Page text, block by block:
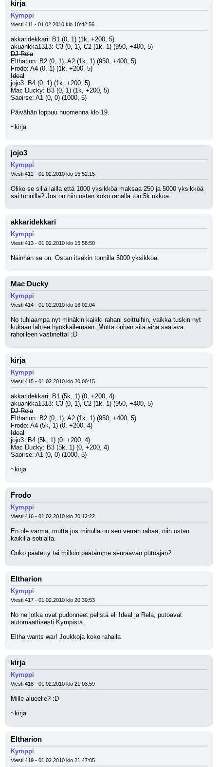
kirja
Kymppi
Viesti 411 - 01.02.2010 klo 10:42:56
akkaridekkari: B1 (0, 1) (1k, +200, 5)
akuankka1313: C3 (0, 1), C2 (1k, 1) (950, +400, 5)
DJ Rela
Eltharion: B2 (0, 1), A2 (1k, 1) (950, +400, 5)
Frodo: A4 (0, 1) (1k, +200, 5)
Ideal
jojo3: B4 (0, 1) (1k, +200, 5)
Mac Ducky: B3 (0, 1) (1k, +200, 5)
Saoirse: A1 (0, 0) (1000, 5)
Päivähän loppuu huomenna klo 19.
~kirja
jojo3
Kymppi
Viesti 412 - 01.02.2010 klo 15:52:15
Oliko se sillä lailla että 1000 yksikköä maksaa 250 ja 5000 yksikköä
sai tonnilla? Jos on niin ostan koko rahalla ton 5k ukkoa.
akkaridekkari
Kymppi
Viesti 413 - 01.02.2010 klo 15:58:50
Näinhän se on. Ostan itsekin tonnilla 5000 yksikköä.
Mac Ducky
Kymppi
Viesti 414 - 01.02.2010 klo 16:02:04
No tuhlaampa nyt minäkin kaikki rahani solttuihin, vaikka tuskin nyt
kukaan lähtee hyökkäilemään. Mutta onhan sitä aina saatava
rahoilleen vastinetta! ;D
kirja
Kymppi
Viesti 415 - 01.02.2010 klo 20:00:15
akkaridekkari: B1 (5k, 1) (0, +200, 4)
akuankka1313: C3 (0, 1), C2 (1k, 1) (950, +400, 5)
DJ Rela
Eltharion: B2 (0, 1), A2 (1k, 1) (950, +400, 5)
Frodo: A4 (5k, 1) (0, +200, 4)
Ideal
jojo3: B4 (5k, 1) (0, +200, 4)
Mac Ducky: B3 (5k, 1) (0, +200, 4)
Saoirse: A1 (0, 0) (1000, 5)
~kirja
Frodo
Kymppi
Viesti 416 - 01.02.2010 klo 20:12:22
En ole varma, mutta jos minulla on sen verran rahaa, niin ostan
kaikilla sotilaita.
Onko päätetty tai milloin päätämme seuraavan putoajan?
Eltharion
Kymppi
Viesti 417 - 01.02.2010 klo 20:39:53
No ne jotka ovat pudonneet pelistä eli Ideal ja Rela, putoavat
automaattisesti Kympistä.
Eltha wants war! Joukkoja koko rahalla
kirja
Kymppi
Viesti 418 - 01.02.2010 klo 21:03:59
Mille alueelle? :D
~kirja
Eltharion
Kymppi
Viesti 419 - 01.02.2010 klo 21:47:05